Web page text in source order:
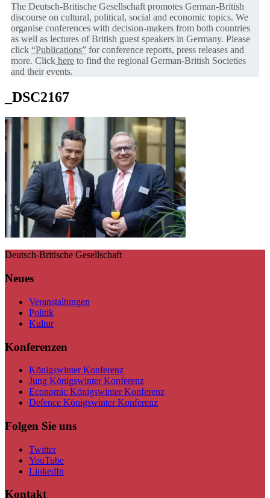
The Deutsch-Britische Gesellschaft promotes German-British
discourse on cultural, political, social and economic topics. We
organise conferences with decision-makers from both countries
as well as lectures of British guest speakers in Germany. Please
click “Publications” for conference reports, press releases and
more. Click here to find the regional German-British Societies
and their events.
_DSC2167
Deutsch-Britische Gesellschaft
Neues
Veranstaltungen
Politik
Kultur
Konferenzen
Königswinter Konferenz
Jung Königswinter Konferenz
Economic Königswinter Konferenz
Defence Königswinter Konferenz
Folgen Sie uns
Twitter
YouTube
LinkedIn
Kontakt